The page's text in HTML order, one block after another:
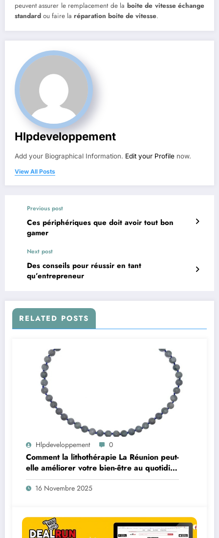
peuvent assurer le remplacement de la boite de vitesse échange
standard ou faire la réparation boite de vitesse.
Hlpdeveloppement
Add your Biographical Information. Edit your Profile now.
View All Posts
Previous post
Ces périphériques que doit avoir tout bon
gamer
Next post
Des conseils pour réussir en tant
qu’entrepreneur
RELATED POSTS
Hlpdeveloppement 0
Comment la lithothérapie La Réunion peut-
elle améliorer votre bien-être au quotidien
grâce aux pierres naturelles ?
16 Novembre 2025